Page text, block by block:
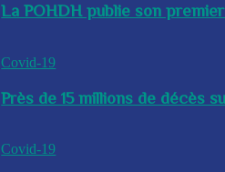
La POHDH publie son
Covid-19
Près de 15 millions de décès
Covid-19